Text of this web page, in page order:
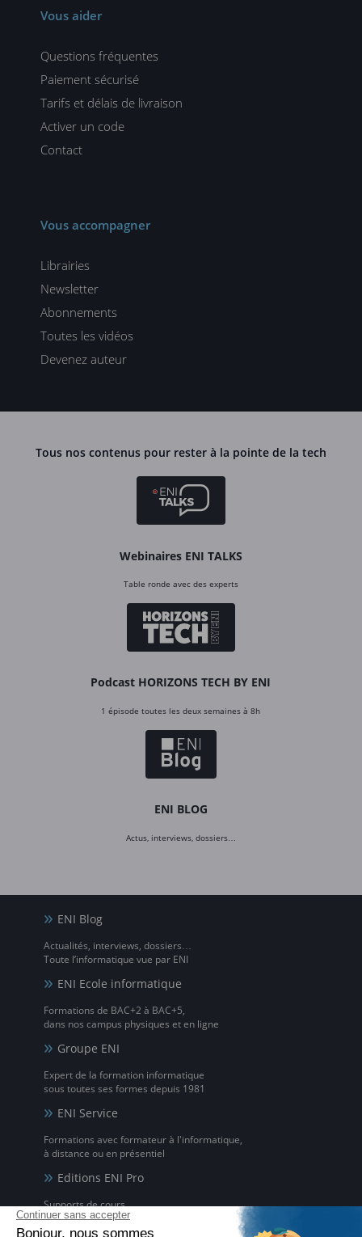
Vous aider
Questions fréquentes
Paiement sécurisé
Tarifs et délais de livraison
Activer un code
Contact
Vous accompagner
Librairies
Newsletter
Abonnements
Toutes les vidéos
Devenez auteur
Tous nos contenus pour rester à la pointe de la tech
Webinaires ENI TALKS
Table ronde avec des experts
Podcast HORIZONS TECH BY ENI
1 épisode toutes les deux semaines à 8h
ENI BLOG
Actus, interviews, dossiers…
ENI Blog
Actualités, interviews, dossiers…
Toute l’informatique vue par ENI
ENI Ecole informatique
Formations de BAC+2 à BAC+5,
dans nos campus physiques et en ligne
Groupe ENI
Expert de la formation informatique
sous toutes ses formes depuis 1981
ENI Service
Formations avec formateur à l'informatique,
à distance ou en présentiel
Editions ENI Pro
Supports de cours
pour les organismes de formation